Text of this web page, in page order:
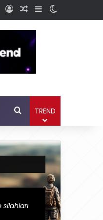
Giriş Rastgele Haber
Kenar Bölmesi
Ara TREND